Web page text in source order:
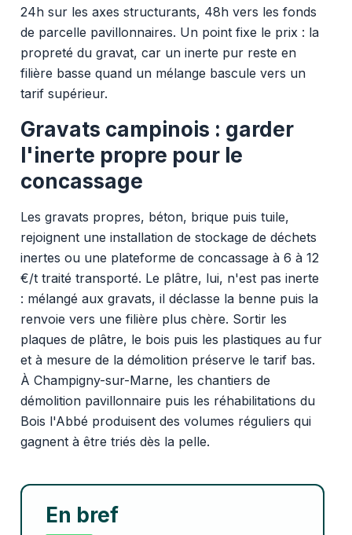
24h sur les axes structurants, 48h vers les fonds
de parcelle pavillonnaires. Un point fixe le prix : la
propreté du gravat, car un inerte pur reste en
filière basse quand un mélange bascule vers un
tarif supérieur.
Gravats campinois : garder
l'inerte propre pour le
concassage
Les gravats propres, béton, brique puis tuile,
rejoignent une installation de stockage de déchets
inertes ou une plateforme de concassage à 6 à 12
€/t traité transporté. Le plâtre, lui, n'est pas inerte
: mélangé aux gravats, il déclasse la benne puis la
renvoie vers une filière plus chère. Sortir les
plaques de plâtre, le bois puis les plastiques au fur
et à mesure de la démolition préserve le tarif bas.
À Champigny-sur-Marne, les chantiers de
démolition pavillonnaire puis les réhabilitations du
Bois l'Abbé produisent des volumes réguliers qui
gagnent à être triés dès la pelle.
En bref